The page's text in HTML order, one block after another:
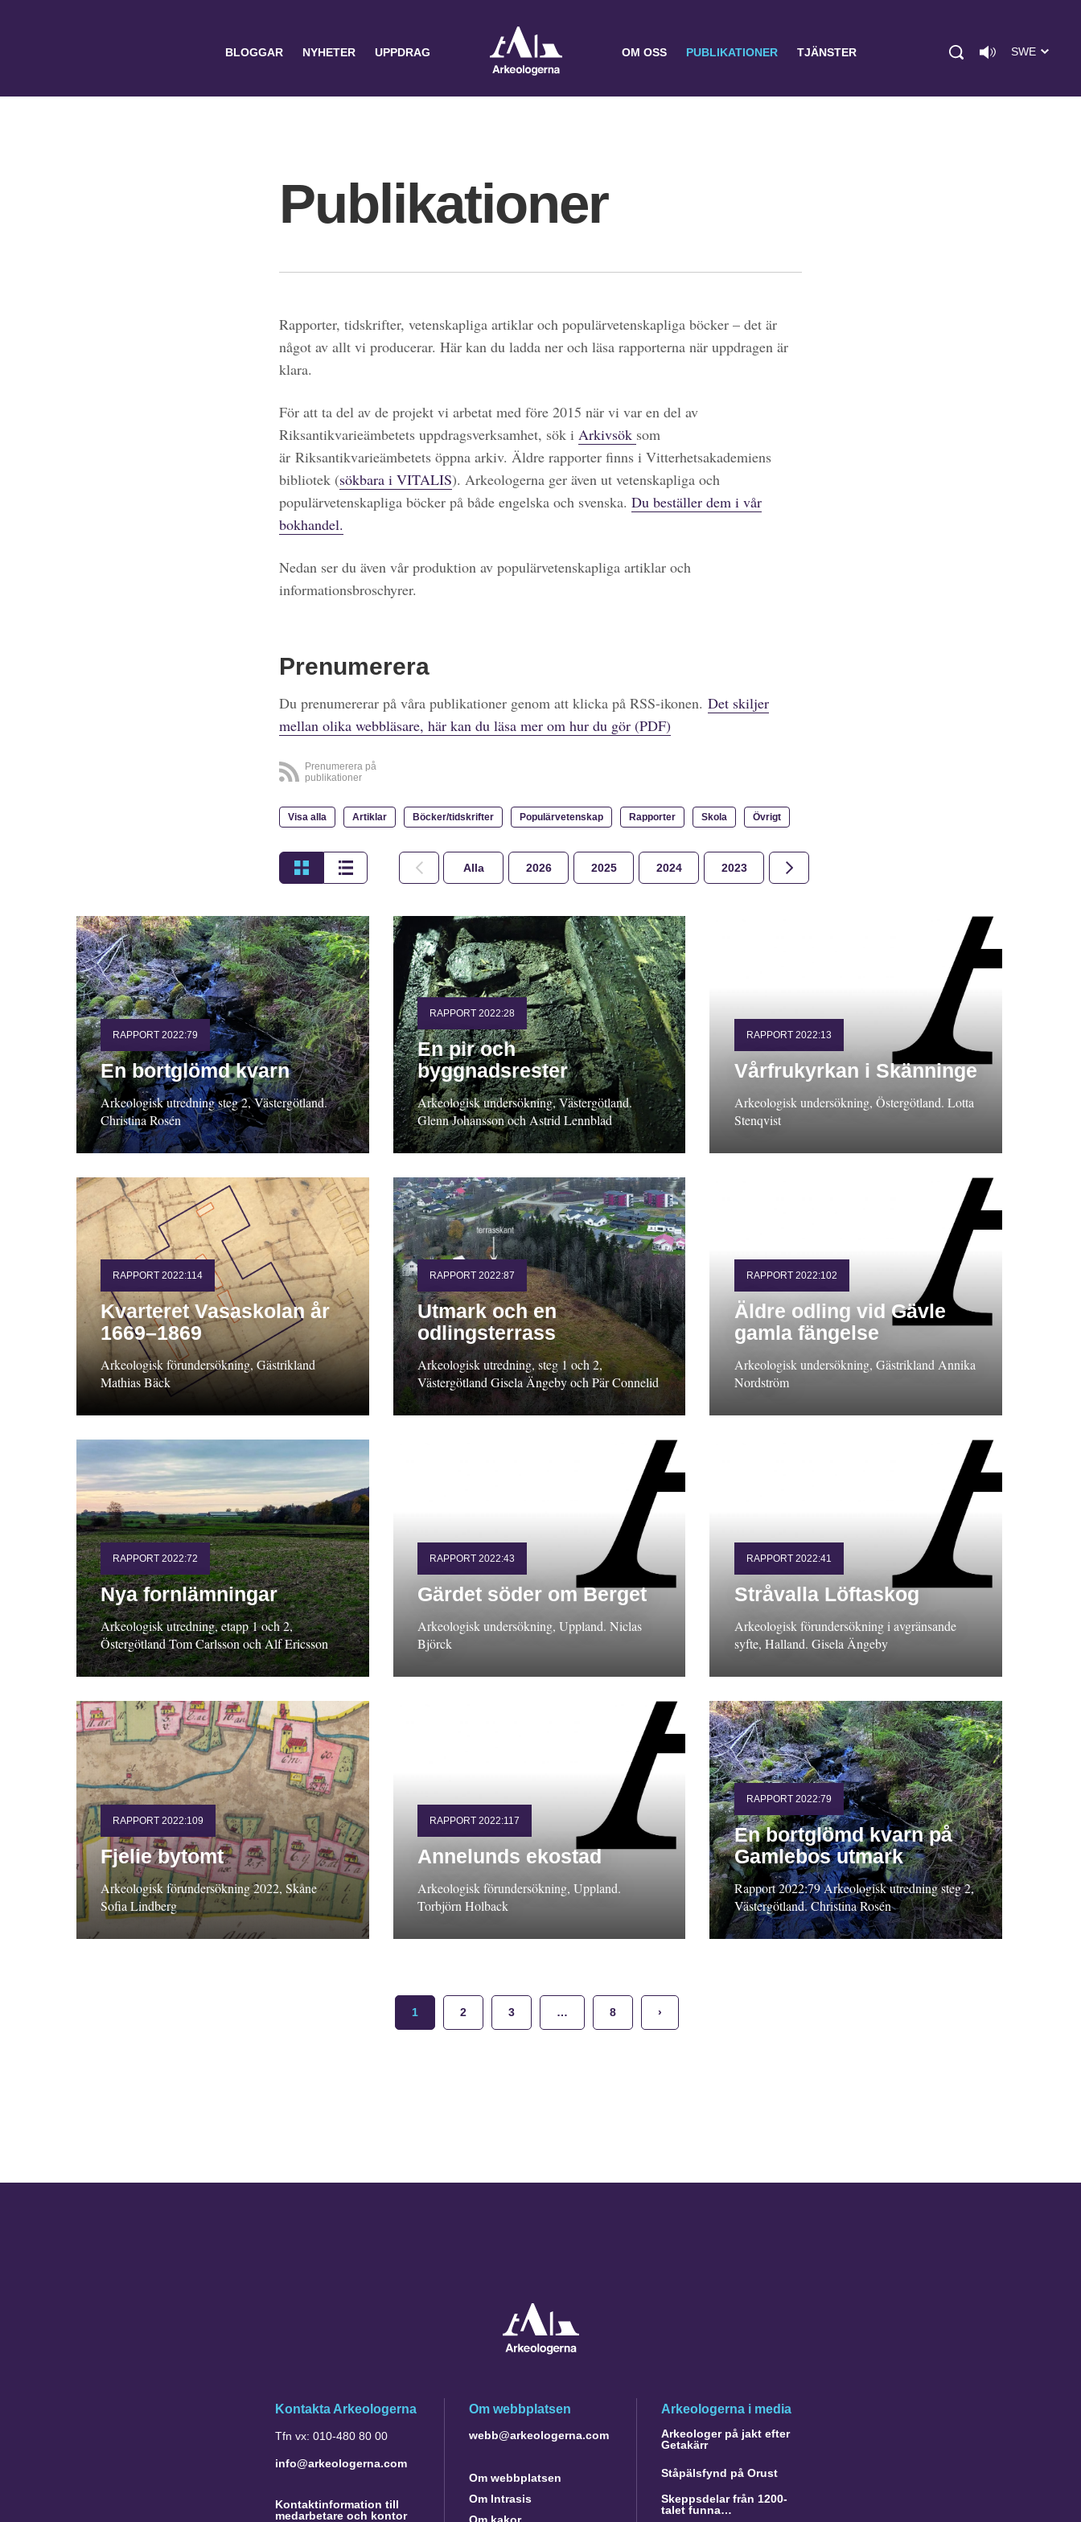
BLOGGAR NYHETER UPPDRAG OM OSS PUBLIKATIONER TJÄNSTER SWE
Publikationer
Rapporter, tidskrifter, vetenskapliga artiklar och populärvetenskapliga böcker – det är
något av allt vi producerar. Här kan du ladda ner och läsa rapporterna när uppdragen är
klara.
För att ta del av de projekt vi arbetat med före 2015 när vi var en del av
Riksantikvarieämbetets uppdragsverksamhet, sök i Arkivsök som
är Riksantikvarieämbetets öppna arkiv. Äldre rapporter finns i Vitterhetsakademiens
bibliotek (sökbara i VITALIS). Arkeologerna ger även ut vetenskapliga och
populärvetenskapliga böcker på både engelska och svenska. Du beställer dem i vår
bokhandel.
Nedan ser du även vår produktion av populärvetenskapliga artiklar och
informationsbroschyrer.
Prenumerera
Du prenumererar på våra publikationer genom att klicka på RSS-ikonen. Det skiljer
mellan olika webbläsare, här kan du läsa mer om hur du gör (PDF)
Prenumerera på
publikationer
Visa alla Artiklar Böcker/tidskrifter Populärvetenskap Rapporter Skola Övrigt
Alla 2026 2025 2024 2023 2022
RAPPORT 2022:79
En bortglömd kvarn
Arkeologisk utredning steg 2, Västergötland.
Christina Rosén
RAPPORT 2022:28
En pir och
byggnadsrester
Arkeologisk undersökning, Västergötland.
Glenn Johansson och Astrid Lennblad
RAPPORT 2022:13
Vårfrukyrkan i Skänninge
Arkeologisk undersökning, Östergötland. Lotta
Stenqvist
RAPPORT 2022:114
Kvarteret Vasaskolan år
1669–1869
Arkeologisk förundersökning, Gästrikland
Mathias Bäck
RAPPORT 2022:87
Utmark och en
odlingsterrass
Arkeologisk utredning, steg 1 och 2,
Västergötland Gisela Ängeby och Pär Connelid
RAPPORT 2022:102
Äldre odling vid Gävle
gamla fängelse
Arkeologisk undersökning, Gästrikland Annika
Nordström
RAPPORT 2022:72
Nya fornlämningar
Arkeologisk utredning, etapp 1 och 2,
Östergötland Tom Carlsson och Alf Ericsson
RAPPORT 2022:43
Gärdet söder om Berget
Arkeologisk undersökning, Uppland. Niclas
Björck
RAPPORT 2022:41
Stråvalla Löftaskog
Arkeologisk förundersökning i avgränsande
syfte, Halland. Gisela Ängeby
RAPPORT 2022:109
Fjelie bytomt
Arkeologisk förundersökning 2022, Skåne
Sofia Lindberg
RAPPORT 2022:117
Annelunds ekostad
Arkeologisk förundersökning, Uppland.
Torbjörn Holback
RAPPORT 2022:79
En bortglömd kvarn på
Gamlebos utmark
Rapport 2022:79 Arkeologisk utredning steg 2,
Västergötland. Christina Rosén
1 2 3 … 8 ›
Kontakta Arkeologerna
Tfn vx: 010-480 80 00
info@arkeologerna.com
Kontaktinformation till
medarbetare och kontor
Om webbplatsen
webb@arkeologerna.com
Om webbplatsen
Om Intrasis
Arkeologerna i media
Arkeologer på jakt efter
Getakärr
Ståpälsfynd på Orust
Skeppsdelar från 1200-
talet funna…